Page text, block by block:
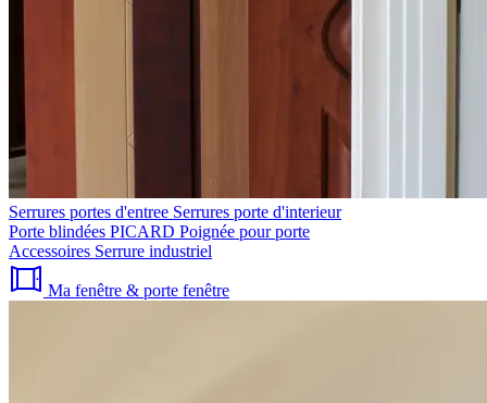
Serrures portes d'entree Serrures porte d'interieur
Porte blindées PICARD Poignée pour porte
Accessoires Serrure industriel
Ma fenêtre & porte fenêtre